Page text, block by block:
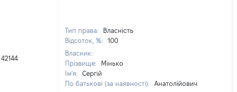
42144
Тип права:
Власність
Відсоток, %:
100
Власник:
Прізвище:
Мінько
Ім'я:
Сергій
По батькові (за наявності):
Анатолійович